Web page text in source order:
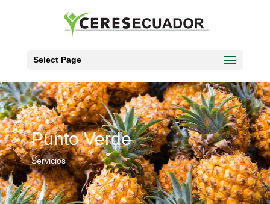
Select Page
Punto Verde
Servicios